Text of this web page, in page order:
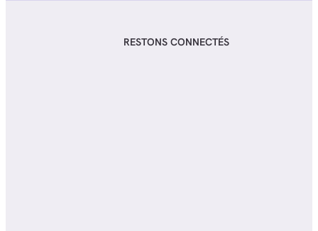
RESTONS CONNECTÉS